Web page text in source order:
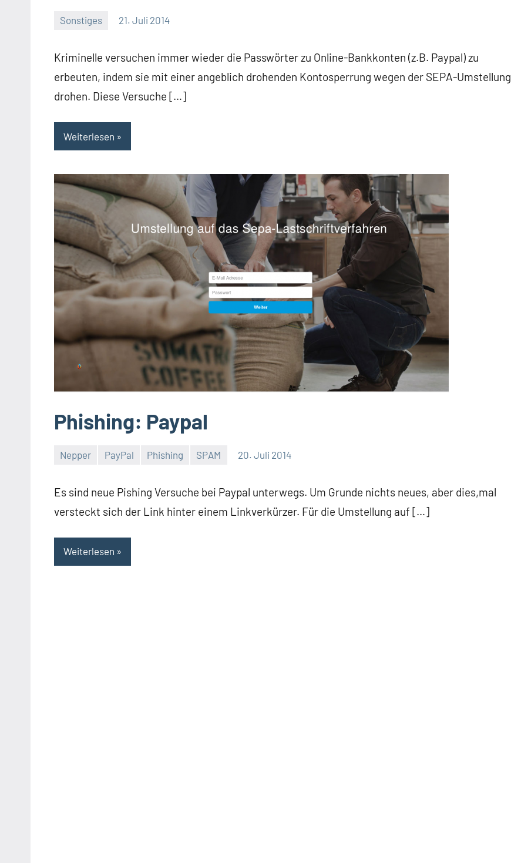
Sonstiges 21. Juli 2014
Kriminelle versuchen immer wieder die Passwörter zu Online-Bankkonten (z.B. Paypal) zu
erbeuten, indem sie mit einer angeblich drohenden Kontosperrung wegen der SEPA-Umstellung
drohen. Diese Versuche […]
Weiterlesen
Phishing: Paypal
Nepper PayPal Phishing SPAM 20. Juli 2014
Thomas
Es sind neue Pishing Versuche bei Paypal unterwegs. Um Grunde nichts neues, aber dies,mal
versteckt sich der Link hinter einem Linkverkürzer. Für die Umstellung auf […]
Weiterlesen